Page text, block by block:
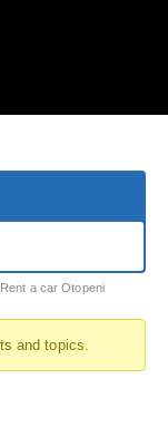
Rent a car Otopeni
and topics.